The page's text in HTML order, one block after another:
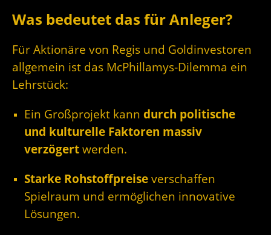
Was bedeutet das für Anleger?
Für Aktionäre von Regis und Goldinvestoren
allgemein ist das McPhillamys‑Dilemma ein
Lehrstück:
Ein Großprojekt kann durch politische
und kulturelle Faktoren massiv
verzögert werden.
Starke Rohstoffpreise verschaffen
Spielraum und ermöglichen innovative
Lösungen.